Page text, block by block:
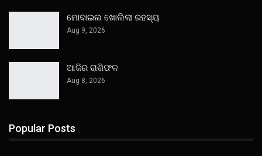
ମୋବାଇଲ ଖୋଲିଲା ରହସ୍ୟ
Aug 9, 2026
ଆଜିର ରାଶିଫଳ
Aug 8, 2026
Popular Posts